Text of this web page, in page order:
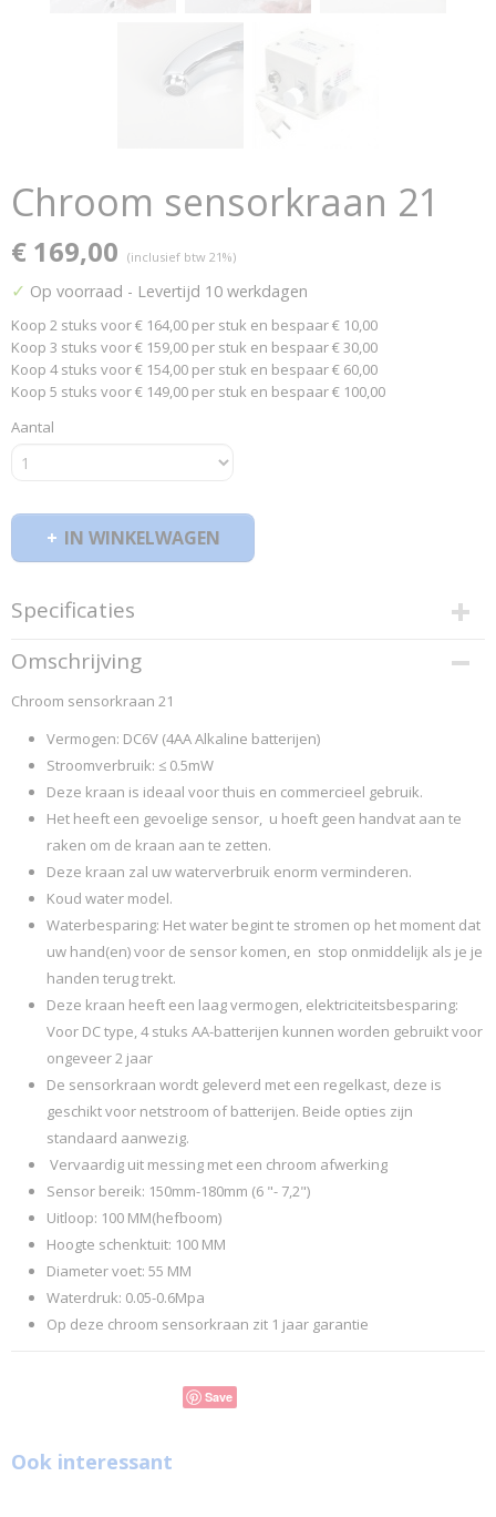
Chroom sensorkraan 21
€ 169,00 (inclusief btw 21%)
✓ Op voorraad - Levertijd 10 werkdagen
Koop 2 stuks voor € 164,00 per stuk en bespaar € 10,00
Koop 3 stuks voor € 159,00 per stuk en bespaar € 30,00
Koop 4 stuks voor € 154,00 per stuk en bespaar € 60,00
Koop 5 stuks voor € 149,00 per stuk en bespaar € 100,00
Aantal
IN WINKELWAGEN
Specificaties
Productcode
ROBU
Omschrijving
Chroom sensorkraan 21
Vermogen: DC6V (4AA Alkaline batterijen)
Stroomverbruik: ≤ 0.5mW
Deze kraan is ideaal voor thuis en commercieel gebruik.
Het heeft een gevoelige sensor, u hoeft geen handvat aan te
raken om de kraan aan te zetten.
Deze kraan zal uw waterverbruik enorm verminderen.
Koud water model.
Waterbesparing: Het water begint te stromen op het moment dat
uw hand(en) voor de sensor komen, en stop onmiddelijk als je je
handen terug trekt.
Deze kraan heeft een laag vermogen, elektriciteitsbesparing:
Voor DC type, 4 stuks AA-batterijen kunnen worden gebruikt voor
ongeveer 2 jaar
De sensorkraan wordt geleverd met een regelkast, deze is
geschikt voor netstroom of batterijen. Beide opties zijn
standaard aanwezig.
Vervaardig uit messing met een chroom afwerking
Sensor bereik: 150mm-180mm (6 "- 7,2")
Uitloop: 100 MM(hefboom)
Hoogte schenktuit: 100 MM
Diameter voet: 55 MM
Waterdruk: 0.05-0.6Mpa
Op deze chroom sensorkraan zit 1 jaar garantie
Save
Ook interessant